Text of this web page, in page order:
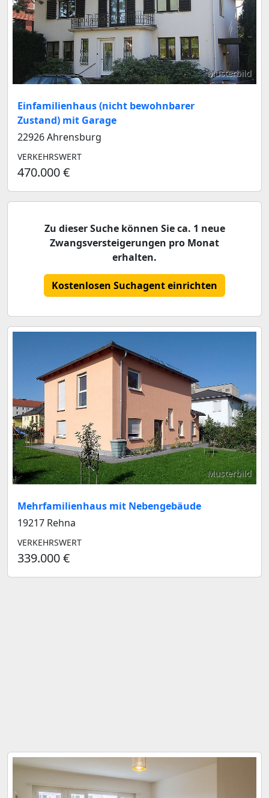
Musterbild
Einfamilienhaus (nicht bewohnbarer
Zustand) mit Garage
22926 Ahrensburg
VERKEHRSWERT
470.000 €
Zu dieser Suche können Sie ca. 1 neue
Zwangsversteigerungen pro Monat
erhalten.
Kostenlosen Suchagent einrichten
Musterbild
Mehrfamilienhaus mit Nebengebäude
19217 Rehna
VERKEHRSWERT
339.000 €